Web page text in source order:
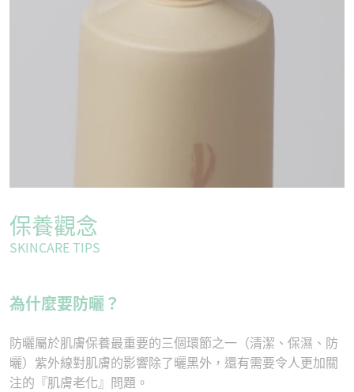
保養觀念
SKINCARE TIPS
為什麼要防曬？
防曬屬於肌膚保養最重要的三個環節之一（清潔、保濕、防
曬）紫外線對肌膚的影響除了曬黑外，還有需要令人更加關
注的『肌膚老化』問題。